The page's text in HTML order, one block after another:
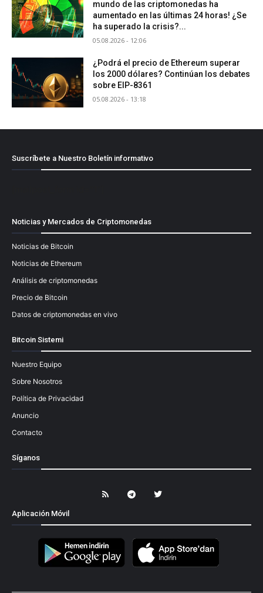
mundo de las criptomonedas ha
aumentado en las últimas 24 horas! ¿Se
ha superado la crisis?...
05.08.2026 - 12:06
¿Podrá el precio de Ethereum superar
los 2000 dólares? Continúan los debates
sobre EIP-8361
05.08.2026 - 13:18
Suscríbete a Nuestro Boletín informativo
Noticias y Mercados de Criptomonedas
Noticias de Bitcoin
Noticias de Ethereum
Análisis de criptomonedas
Precio de Bitcoin
Datos de criptomonedas en vivo
Bitcoin Sistemi
Nuestro Equipo
Sobre Nosotros
Política de Privacidad
Anuncio
Contacto
Síganos
Aplicación Móvil